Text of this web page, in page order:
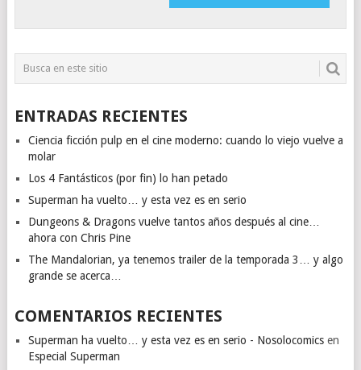
ENTRADAS RECIENTES
Ciencia ficción pulp en el cine moderno: cuando lo viejo vuelve a
molar
Los 4 Fantásticos (por fin) lo han petado
Superman ha vuelto… y esta vez es en serio
Dungeons & Dragons vuelve tantos años después al cine…
ahora con Chris Pine
The Mandalorian, ya tenemos trailer de la temporada 3… y algo
grande se acerca…
COMENTARIOS RECIENTES
Superman ha vuelto… y esta vez es en serio - Nosolocomicsen
Especial Superman